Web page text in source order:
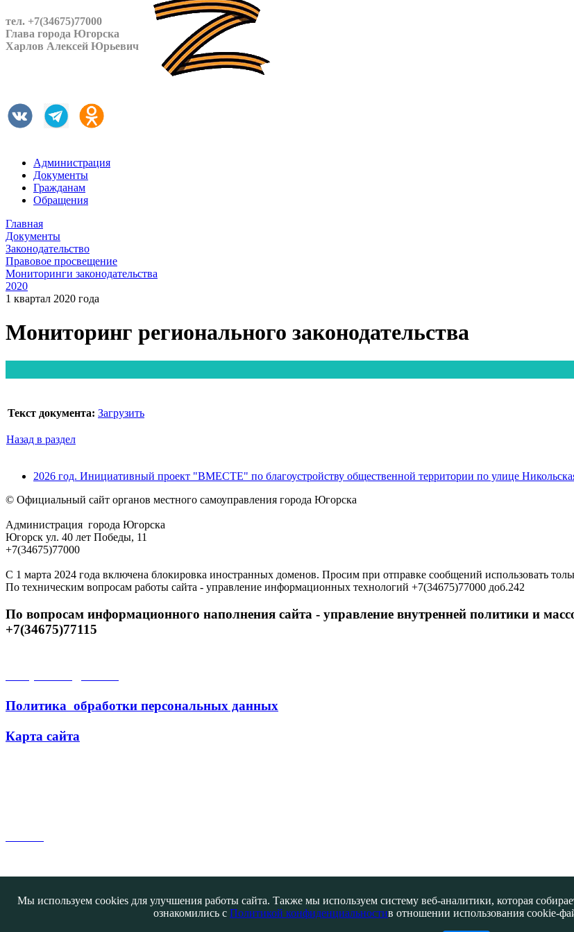
тел. +7(34675)77000
Глава города Югорска
Харлов Алексей Юрьевич
Администрация
Документы
Гражданам
Обращения
Главная
Документы
Законодательство
Правовое просвещение
Мониторинги законодательства
2020
1 квартал 2020 года
Мониторинг регионального законодательства
Текст документа: Загрузить
Назад в раздел
2026 год. Инициативный проект "ВМЕСТЕ" по благоустройству общественной территории по улице
© Официальный сайт органов местного самоуправления города Югорска
Администрация города Югорска
Югорск ул. 40 лет Победы, 11
+7(34675)77000
С 1 марта 2024 года включена блокировка иностранных доменов. Просим при отправке сообщений использовать
По техническим вопросам работы сайта - управление информационных технологий +7(34675)77000 доб.242
По вопросам информационного наполнения сайта - управление внутренней политики и
+7(34675)77115
Политика обработки персональных данных
Карта сайта
Мы используем cookies для улучшения работы сайта. Также мы используем систему веб-аналитики, которая
ознакомились с Политикой конфиденциальностив отношении использования cookie-